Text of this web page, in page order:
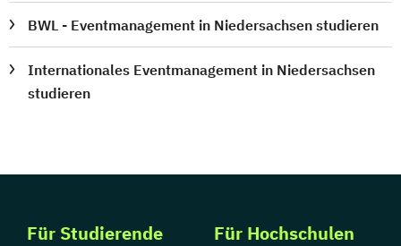
BWL - Eventmanagement in Niedersachsen studieren
Internationales Eventmanagement in Niedersachsen
studieren
Für Studierende Für Hochschulen